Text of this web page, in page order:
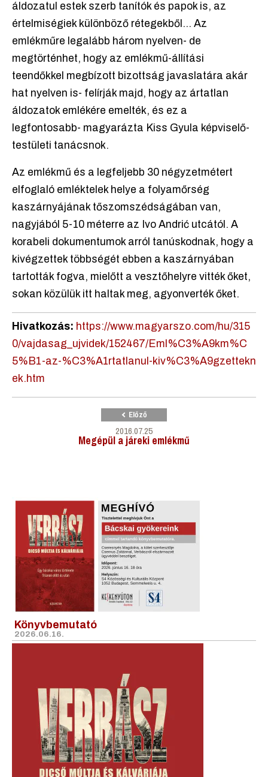
áldozatul estek szerb tanítók és papok is, az
értelmiségiek különböző rétegekből... Az
emlékműre legalább három nyelven- de
megtörténhet, hogy az emlékmű-állítási
teendőkkel megbízott bizottság javaslatára akár
hat nyelven is- felírják majd, hogy az ártatlan
áldozatok emlékére emelték, és ez a
legfontosabb- magyarázta Kiss Gyula képviselő-
testületi tanácsnok.
Az emlékmű és a legfeljebb 30 négyzetmétert
elfoglaló emléktelek helye a folyamőrség
kaszárnyájának tőszomszédságában van,
nagyjából 5-10 méterre az Ivo Andrić utcától. A
korabeli dokumentumok arról tanúskodnak, hogy a
kivégzettek többségét ebben a kaszárnyában
tartották fogva, mielőtt a vesztőhelyre vitték őket,
sokan közülük itt haltak meg, agyonverték őket.
Hivatkozás: https://www.magyarszo.com/hu/315
0/vajdasag_ujvidek/152467/Eml%C3%A9km%C
5%B1-az-%C3%A1rtatlanul-kiv%C3%A9gzettekn
ek.htm
Előző
2016.07.25
Megépül a járeki emlékmű
Könyvbemutató
2026.06.16.